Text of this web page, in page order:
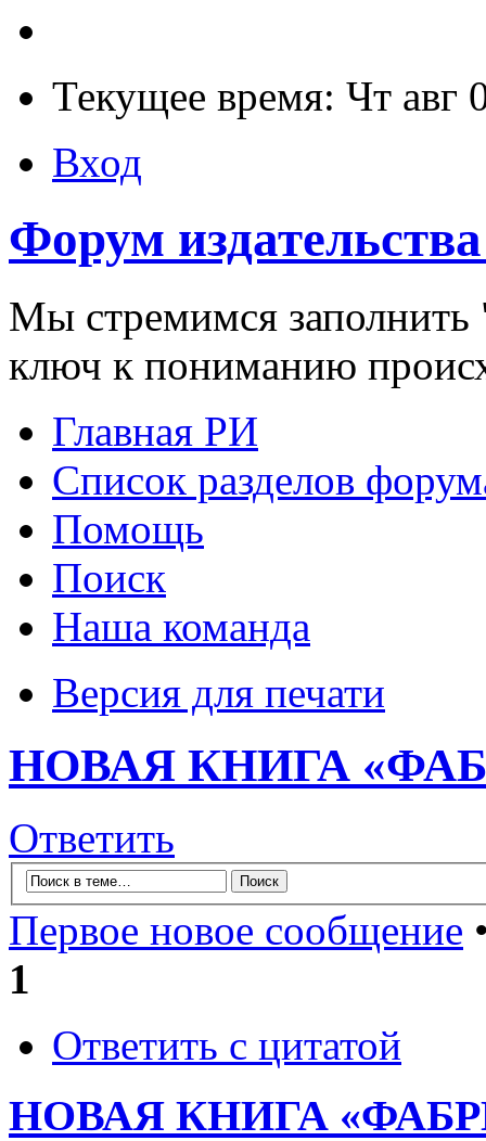
Текущее время: Чт авг
Вход
Форум
Мы стремимся заполнить
ключ к пониманию
Главная РИ
Список разделов
Помощь
Поиск
Наша команда
Версия для печати
НОВАЯ КНИГА
Ответить
Первое новое сообщение
1
Ответить с цитатой
НОВАЯ КНИГА